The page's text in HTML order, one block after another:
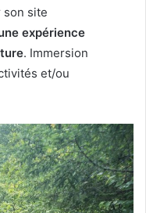
son site
expérience
. Immersion
et/ou